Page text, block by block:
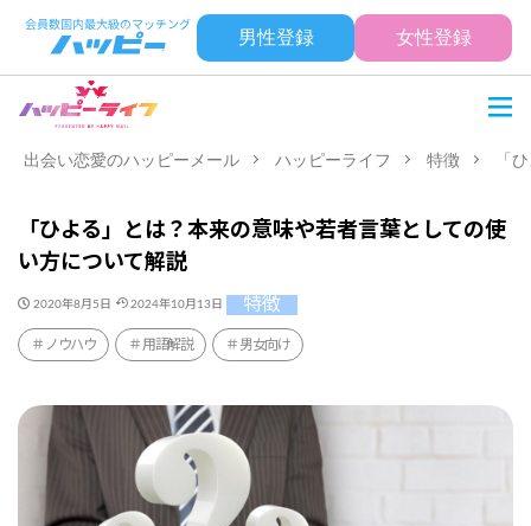
男性登録 女性登録
出会い恋愛のハッピーメール ハッピーライフ 特徴 「
「ひよる」とは？本来の意味や若者言葉としての使
い方について解説
2020年8月5日 2024年10月13日 特徴
ノウハウ 用語解説 男女向け